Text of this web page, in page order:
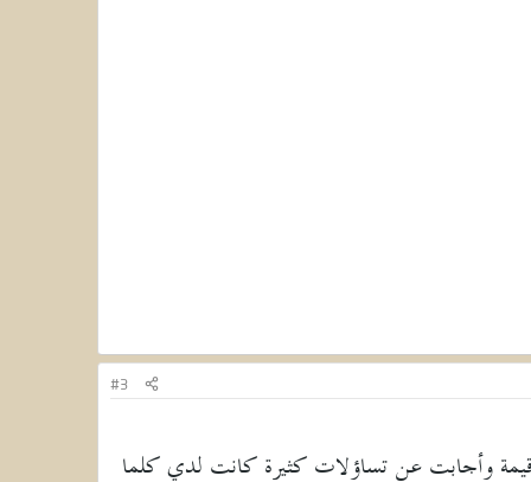
#3
قيمة وأجابت عن تساؤلات كثيرة كانت لدي كلما